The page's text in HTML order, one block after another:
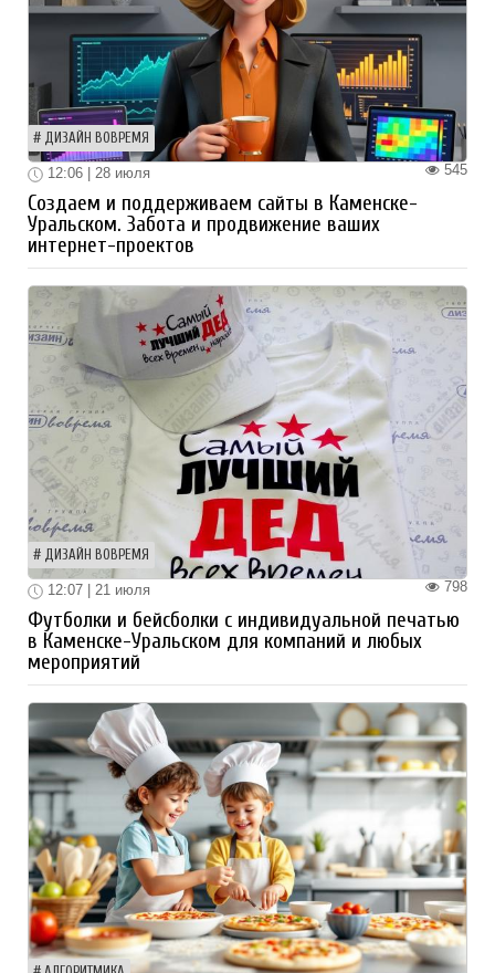
ДИЗАЙН ВОВРЕМЯ
545
12:06 | 28 июля
Создаем и поддерживаем сайты в Каменске-
Уральском. Забота и продвижение ваших
интернет-проектов
ДИЗАЙН ВОВРЕМЯ
798
12:07 | 21 июля
Футболки и бейсболки с индивидуальной печатью
в Каменске-Уральском для компаний и любых
мероприятий